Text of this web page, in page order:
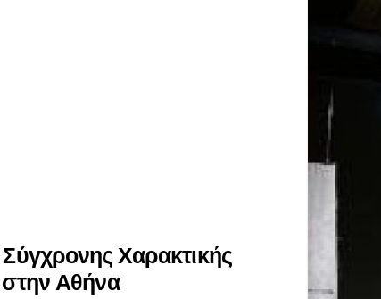
Χαρακτικής
Αθήνα